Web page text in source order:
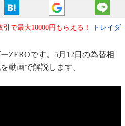
で最大10000円もらえる！
トレイダ
ZEROです。5月12日の為替相
動画で解説します。